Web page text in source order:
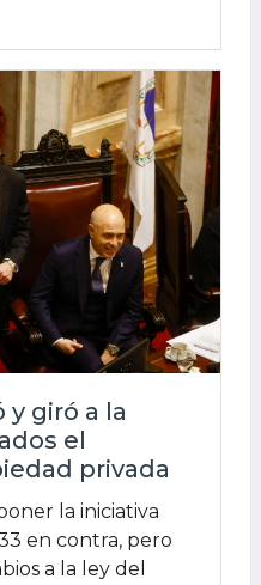
y giró a la
el
privada
la iniciativa
en contra, pero
a la ley del